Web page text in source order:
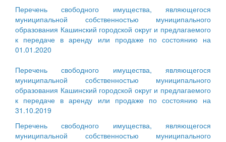
Перечень свободного имущества, являющегося
муниципальной собственностью муниципального
образования Кашинский городской округ и предлагаемого
к передаче в аренду или продаже по состоянию на
01.01.2020
Перечень свободного имущества, являющегося
муниципальной собственностью муниципального
образования Кашинский городской округ и предлагаемого
к передаче в аренду или продаже по состоянию на
31.10.2019
Перечень свободного имущества, являющегося
муниципальной собственностью муниципального